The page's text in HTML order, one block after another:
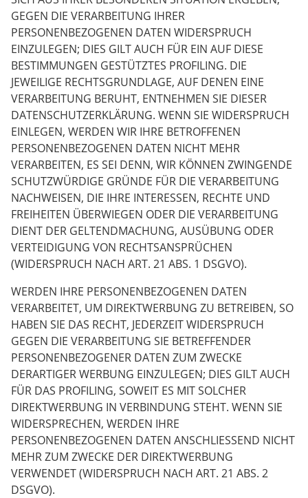
GEGEN DIE VERARBEITUNG IHRER
PERSONENBEZOGENEN DATEN WIDERSPRUCH
EINZULEGEN; DIES GILT AUCH FÜR EIN AUF DIESE
BESTIMMUNGEN GESTÜTZTES PROFILING. DIE
JEWEILIGE RECHTSGRUNDLAGE, AUF DENEN EINE
VERARBEITUNG BERUHT, ENTNEHMEN SIE DIESER
DATENSCHUTZERKLÄRUNG. WENN SIE WIDERSPRUCH
EINLEGEN, WERDEN WIR IHRE BETROFFENEN
PERSONENBEZOGENEN DATEN NICHT MEHR
VERARBEITEN, ES SEI DENN, WIR KÖNNEN ZWINGENDE
SCHUTZWÜRDIGE GRÜNDE FÜR DIE VERARBEITUNG
NACHWEISEN, DIE IHRE INTERESSEN, RECHTE UND
FREIHEITEN ÜBERWIEGEN ODER DIE VERARBEITUNG
DIENT DER GELTENDMACHUNG, AUSÜBUNG ODER
VERTEIDIGUNG VON RECHTSANSPRÜCHEN
(WIDERSPRUCH NACH ART. 21 ABS. 1 DSGVO).
WERDEN IHRE PERSONENBEZOGENEN DATEN
VERARBEITET, UM DIREKTWERBUNG ZU BETREIBEN, SO
HABEN SIE DAS RECHT, JEDERZEIT WIDERSPRUCH
GEGEN DIE VERARBEITUNG SIE BETREFFENDER
PERSONENBEZOGENER DATEN ZUM ZWECKE
DERARTIGER WERBUNG EINZULEGEN; DIES GILT AUCH
FÜR DAS PROFILING, SOWEIT ES MIT SOLCHER
DIREKTWERBUNG IN VERBINDUNG STEHT. WENN SIE
WIDERSPRECHEN, WERDEN IHRE
PERSONENBEZOGENEN DATEN ANSCHLIESSEND NICHT
MEHR ZUM ZWECKE DER DIREKTWERBUNG
VERWENDET (WIDERSPRUCH NACH ART. 21 ABS. 2
DSGVO).